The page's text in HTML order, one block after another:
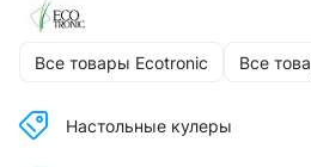
Все товары Ecotronic Все
Настольные кулеры